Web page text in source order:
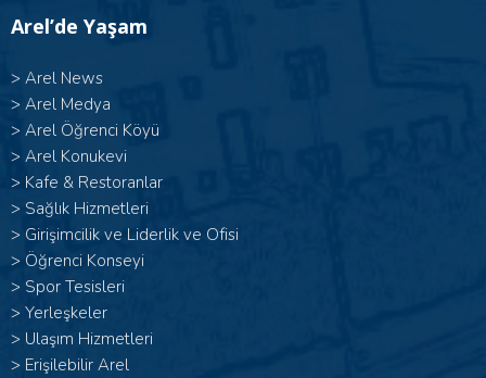
Arel’de Yaşam
> Arel News
> Arel Medya
> Arel Öğrenci Köyü
> Arel Konukevi
> Kafe & Restoranlar
> Sağlık Hizmetleri
> Girişimcilik ve Liderlik ve Ofisi
> Öğrenci Konseyi
> Spor Tesisleri
> Yerleşkeler
> Ulaşım Hizmetleri
> Erişilebilir Arel